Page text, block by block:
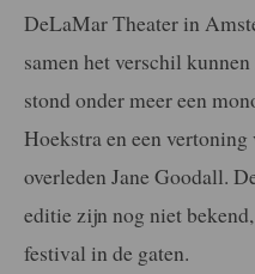
DeLaMar Theater in
samen het verschil
stond onder meer een
Hoekstra en een vertoning
overleden Jane Goodall.
editie zijn nog niet
festival in de gaten.